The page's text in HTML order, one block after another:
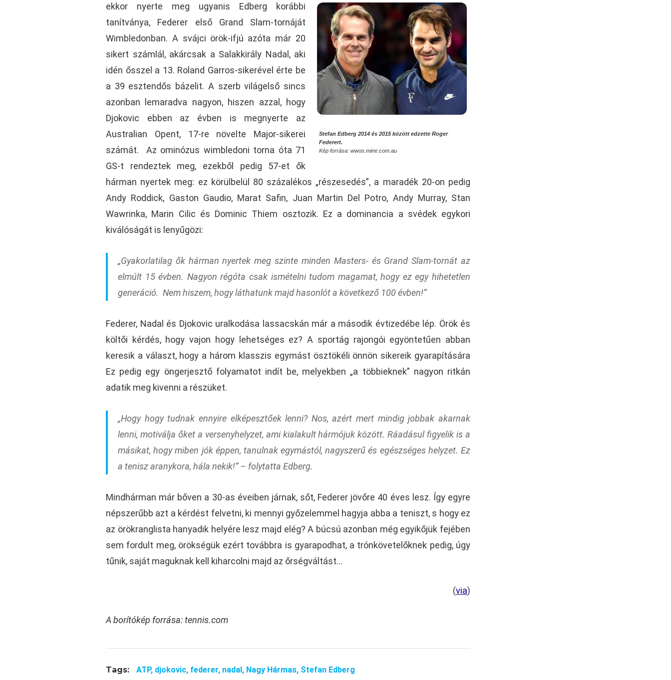
Stefan Edberg 2014 és 2015 között edzette Roger
Federert.
Kép forrása: wwos.mine.com.au
ekkor nyerte meg ugyanis Edberg korábbi
tanítványa, Federer első Grand Slam-tornáját
Wimbledonban. A svájci örök-ifjú azóta már 20
sikert számlál, akárcsak a Salakkirály Nadal, aki
idén ősszel a 13. Roland Garros-sikerével érte be
a 39 esztendős bázelit. A szerb világelső sincs
azonban lemaradva nagyon, hiszen azzal, hogy
Djokovic ebben az évben is megnyerte az
Australian Opent, 17-re növelte Major-sikerei
számát. Az ominózus wimbledoni torna óta 71
GS-t rendeztek meg, ezekből pedig 57-et ők
hárman nyertek meg: ez körülbelül 80 százalékos „részesedés”, a maradék 20-on pedig
Andy Roddick, Gaston Gaudio, Marat Safin, Juan Martin Del Potro, Andy Murray, Stan
Wawrinka, Marin Cilic és Dominic Thiem osztozik. Ez a dominancia a svédek egykori
kiválóságát is lenyűgözi:
„Gyakorlatilag ők hárman nyertek meg szinte minden Masters- és Grand Slam-tornát az
elmúlt 15 évben. Nagyon régóta csak ismételni tudom magamat, hogy ez egy hihetetlen
generáció. Nem hiszem, hogy láthatunk majd hasonlót a következő 100 évben!”
Federer, Nadal és Djokovic uralkodása lassacskán már a második évtizedébe lép. Örök és
költői kérdés, hogy vajon hogy lehetséges ez? A sportág rajongói egyöntetűen abban
keresik a választ, hogy a három klasszis egymást ösztökéli önnön sikereik gyarapítására
Ez pedig egy öngerjesztő folyamatot indít be, melyekben „a többieknek” nagyon ritkán
adatik meg kivenni a részüket.
„Hogy hogy tudnak ennyire elképesztőek lenni? Nos, azért mert mindig jobbak akarnak
lenni, motiválja őket a versenyhelyzet, ami kialakult hármójuk között. Ráadásul figyelik is a
másikat, hogy miben jók éppen, tanulnak egymástól, nagyszerű és egészséges helyzet. Ez
a tenisz aranykora, hála nekik!”– folytatta Edberg.
Mindhárman már bőven a 30-as éveiben járnak, sőt, Federer jövőre 40 éves lesz. Így egyre
népszerűbb azt a kérdést felvetni, ki mennyi győzelemmel hagyja abba a teniszt, s hogy ez
az örökranglista hanyadik helyére lesz majd elég? A búcsú azonban még egyikőjük fejében
sem fordult meg, örökségük ezért továbbra is gyarapodhat, a trónkövetelőknek pedig, úgy
tűnik, saját maguknak kell kiharcolni majd az őrségváltást…
(via)
A borítókép forrása: tennis.com
Tags: ATP, djokovic, federer, nadal, Nagy Hármas, Stefan Edberg